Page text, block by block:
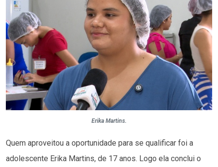
Erika Martins.
Quem aproveitou a oportunidade para se qualificar foi a
adolescente Erika Martins, de 17 anos. Logo ela conclui o